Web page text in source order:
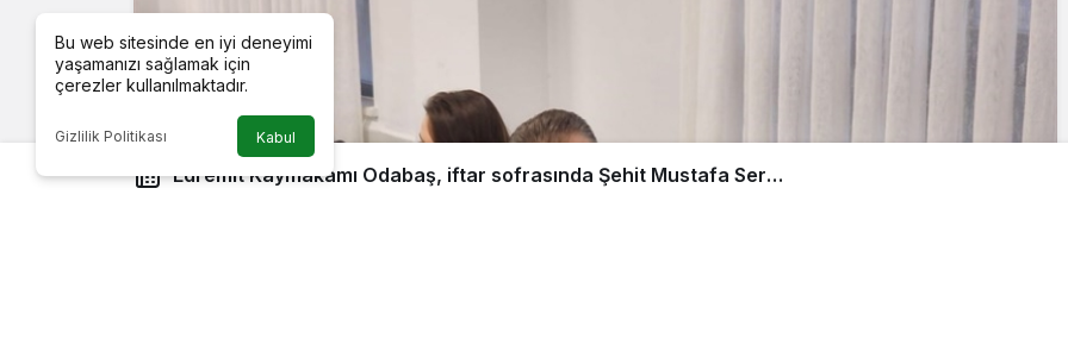
Edremit Kaymakamı Odabaş, iftar sofrasında Şehit Mustafa Serin
Bu web sitesinde en iyi deneyimi
yaşamanızı sağlamak için
çerezler kullanılmaktadır.
Gizlilik Politikası Kabul